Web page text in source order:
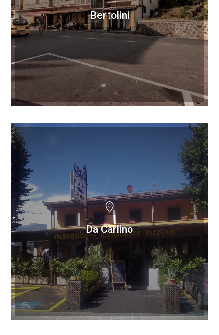
Bertolini
Bertolini
Da Carlino
Da Carlino